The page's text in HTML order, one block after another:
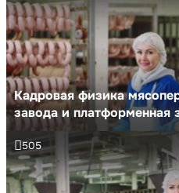
Кадровая физика
завода и платформенная
505